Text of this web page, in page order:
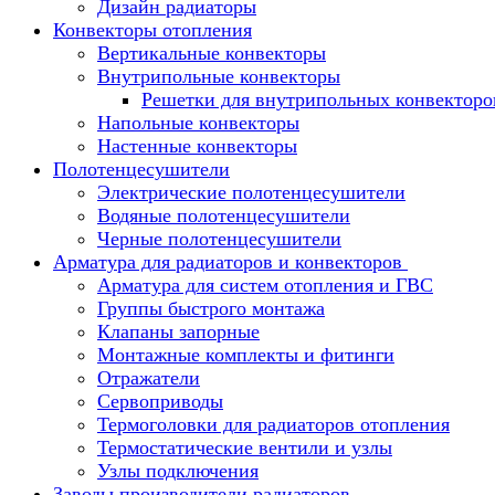
Дизайн радиаторы
Конвекторы отопления
Вертикальные конвекторы
Внутрипольные конвекторы
Решетки для внутрипольных
Напольные конвекторы
Настенные конвекторы
Полотенцесушители
Электрические полотенцесушители
Водяные полотенцесушители
Черные полотенцесушители
Арматура для радиаторов и конвекторов
Арматура для систем отопления и ГВС
Группы быстрого монтажа
Клапаны запорные
Монтажные комплекты и фитинги
Отражатели
Сервоприводы
Термоголовки для радиаторов отопления
Термостатические вентили и узлы
Узлы подключения